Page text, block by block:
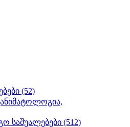
(52)
საშუალებები (512)